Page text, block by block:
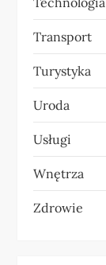
Transport
Turystyka
Uroda
Usługi
Wnętrza
Zdrowie